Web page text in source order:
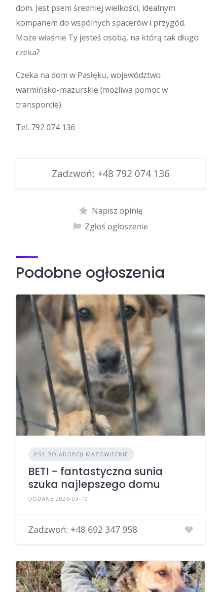
dom. Jest psem średniej wielkości, idealnym
kompanem do wspólnych spacerów i przygód.
Może właśnie Ty jesteś osobą, na którą tak długo
czeka?
Czeka na dom w Pasłęku, województwo
warmińsko-mazurskie (możliwa pomoc w
transporcie).
Tel. 792 074 136
Zadzwoń: +48 792 074 136
Napisz opinię
Zgłoś ogłoszenie
Podobne ogłoszenia
PSY DO ADOPCJI MAZOWIECKIE
BETI - fantastyczna sunia
szuka najlepszego domu
DODANE 2026-03-10
Zadzwoń: +48 692 347 958